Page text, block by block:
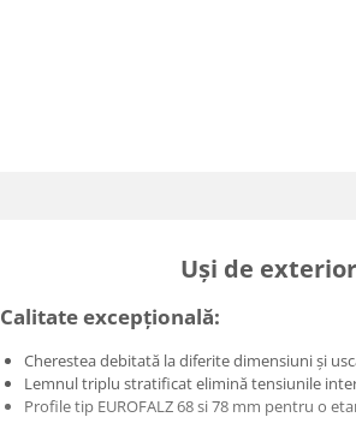
Uși de
Calitate excepțională:
Cherestea debitată la diferite dimensiuni și
Lemnul triplu stratificat elimină tensiunile
Profile tip EUROFALZ 68 si 78 mm pentru o